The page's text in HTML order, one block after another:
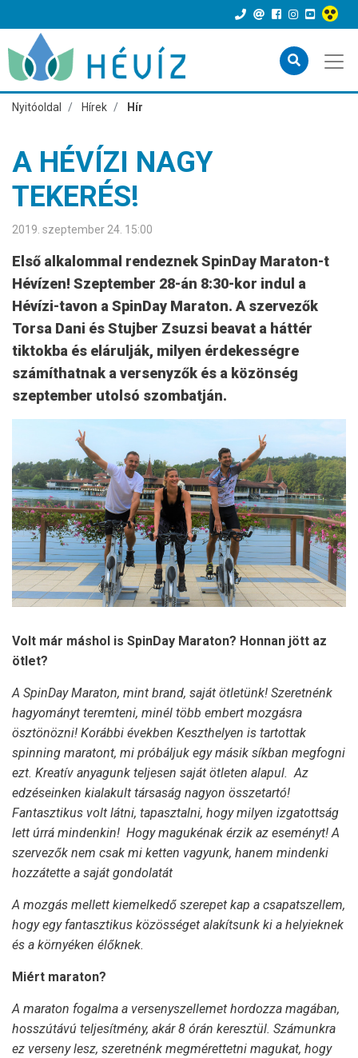
Nyitóoldal Hírek Hír
A HÉVÍZI NAGY
TEKERÉS!
2019. szeptember 24. 15:00
Első alkalommal rendeznek SpinDay Maraton-t
Hévízen! Szeptember 28-án 8:30-kor indul a
Hévízi-tavon a SpinDay Maraton. A szervezők
Torsa Dani és Stujber Zsuzsi beavat a háttér
tiktokba és elárulják, milyen érdekességre
számíthatnak a versenyzők és a közönség
szeptember utolsó szombatján.
Volt már máshol is SpinDay Maraton? Honnan jött az
ötlet?
A SpinDay Maraton, mint brand, saját ötletünk! Szeretnénk
hagyományt teremteni, minél több embert mozgásra
ösztönözni! Korábbi években Keszthelyen is tartottak
spinning maratont, mi próbáljuk egy másik síkban megfogni
ezt. Kreatív anyagunk teljesen saját ötleten alapul. Az
edzéseinken kialakult társaság nagyon összetartó!
Fantasztikus volt látni, tapasztalni, hogy milyen izgatottság
lett úrrá mindenkin! Hogy magukénak érzik az eseményt! A
szervezők nem csak mi ketten vagyunk, hanem mindenki
hozzátette a saját gondolatát
A mozgás mellett kiemelkedő szerepet kap a csapatszellem,
hogy egy fantasztikus közösséget alakítsunk ki a helyieknek
és a környéken élőknek.
Miért maraton?
A maraton fogalma a versenyszellemet hordozza magában,
hosszútávú teljesítmény, akár 8 órán keresztül. Számunkra
ez verseny lesz, szeretnénk megmérettetni magukat, hogy